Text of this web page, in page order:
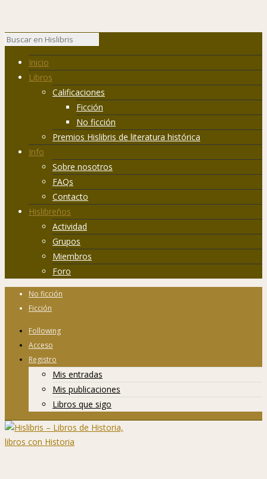
Inicio
Libros
Calificaciones
Ficción
No ficción
Premios Hislibris de literatura histórica
Info
Sobre nosotros
FAQs
Contacto
Hislibreños
Actividad
Grupos
Miembros
Foro
No ficción
Ficción
Following
Acceso
Registro
Mis entradas
Mis publicaciones
Libros que sigo